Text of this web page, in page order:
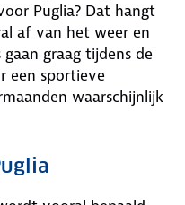
Puglia? Dat hangt
af van het weer en
graag tijdens de
een sportieve
waarschijnlijk